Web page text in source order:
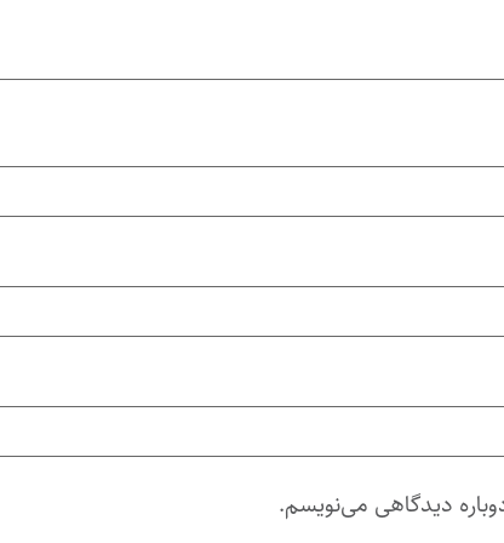
دیدگاهی می‌نویسم.